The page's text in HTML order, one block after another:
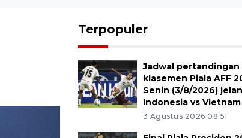
Terpopuler
Jadwal pertandingan
klasemen Piala AFF
Senin (3/8/2026)
Indonesia vs Vietnam
3 Agustus 2026 08:51